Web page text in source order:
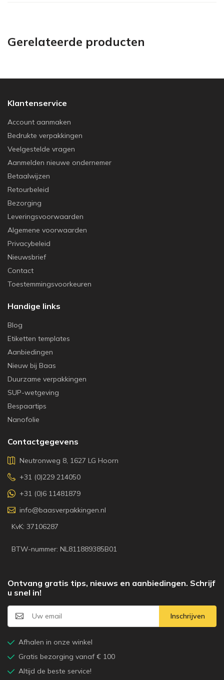
Gerelateerde producten
Klantenservice
Account aanmaken
Bedrukte verpakkingen
Veelgestelde vragen
Aanmelden nieuwe ondernemer
Betaalwijzen
Retourbeleid
Bezorging
Leveringsvoorwaarden
Algemene voorwaarden
Privacybeleid
Nieuwsbrief
Contact
Toestemmingsvoorkeuren
Handige links
Blog
Etiketten templates
Aanbiedingen
Nieuw bij Baas
Duurzame verpakkingen
SUP-wetgeving
Bespaartips
Nanofolie
Contactgegevens
Neutronweg 8, 1627 LG Hoorn
+31 (0)229 214050
+31 (0)6 11481879
info@baasverpakkingen.nl
KvK: 37106287
BTW-nummer: NL811889385B01
Ontvang gratis tips, nieuws en aanbiedingen. Schrijf
u snel in!
Inschrijven
Afhalen in onze winkel
Gratis bezorging vanaf € 100
Altijd de beste service!